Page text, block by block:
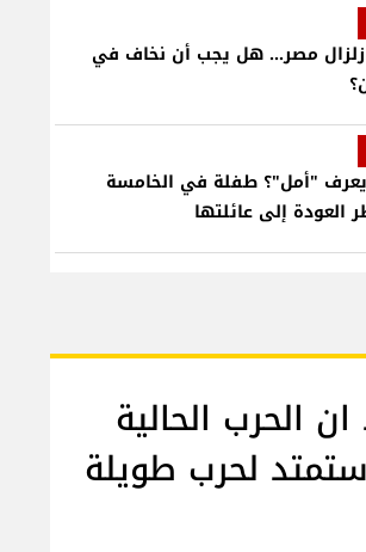
زلزال مصر... هل يجب أن نخاف في
"أمل"؟ طفلة في الخامسة
العودة إلى عائلتها
الحرب الحالية
لحرب طويلة